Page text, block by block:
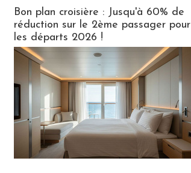
Bon plan croisière : Jusqu'à 60% de
réduction sur le 2ème passager pour
les départs 2026 !